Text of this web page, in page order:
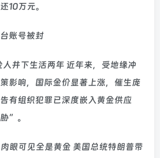
10万元。
账号被封
井下生活两年 近年来，受地缘冲
影响，国际金价显著上涨，催生庞
有组织犯罪已深度嵌入黄金供应
”。
眼可见全是黄金 美国总统特朗普带